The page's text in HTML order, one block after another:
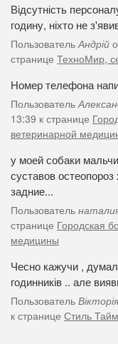
Відсутність
годину, ніхто не
Пользователь Андрій
странице ТехноМир,
Номер телефона
Пользователь
13:39 к странице
ветеринарной
у моей собаки
суставов
задние...
Пользователь
странице Городская
медицины
Чесно кажучи ,
годинників .. але
Пользователь Вікторія
к странице Стиль